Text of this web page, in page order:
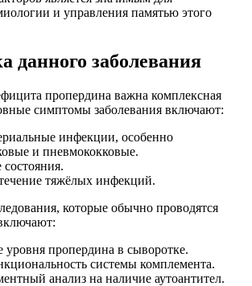
и управления памятью этого
данного заболевания
пропердина важна комплексная
симптомы заболевания включают:
инфекции, особенно
и пневмококковые.
тяжёлых инфекций.
которые обычно проводятся
уровня пропердина в сыворотке.
системы комплемента.
анализ на наличие аутоантител.